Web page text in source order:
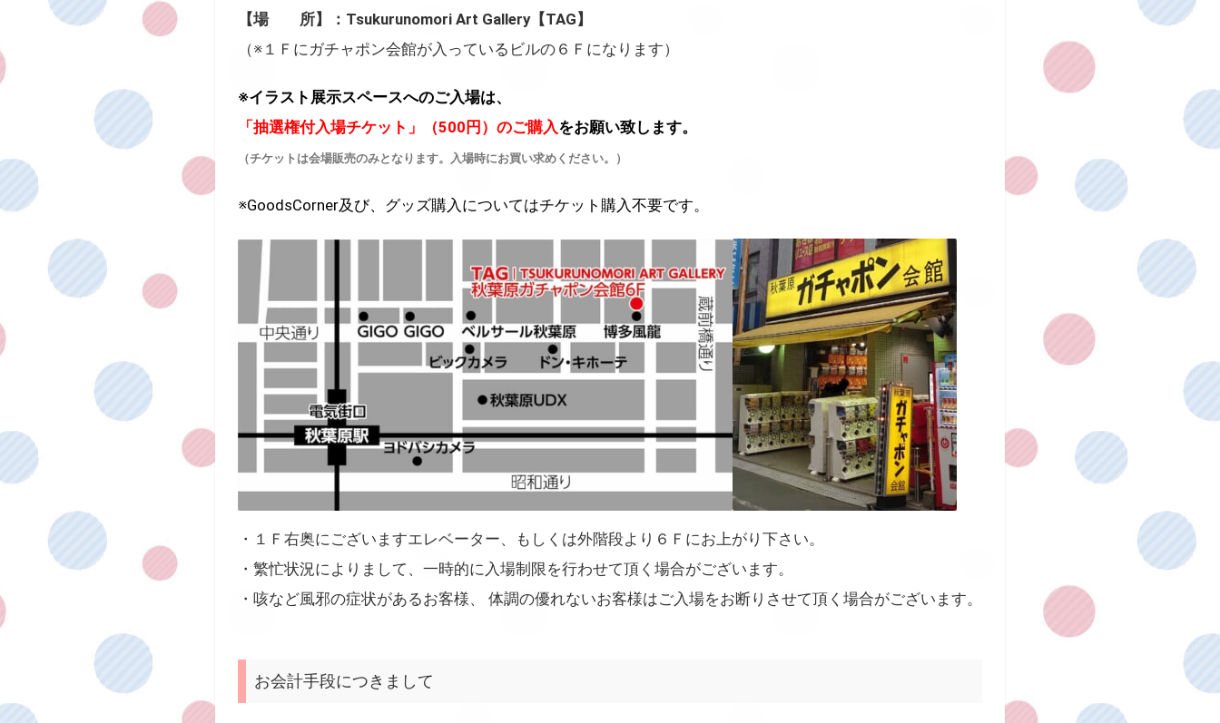
【場 所】：Tsukurunomori Art Gallery【TAG】
（※１Ｆにガチャポン会館が入っているビルの６Ｆになります）
※イラスト展示スペースへのご入場は、
「抽選権付入場チケット」（500円）のご購入をお願い致します。
（チケットは会場販売のみとなります。入場時にお買い求めください。）
※GoodsCorner及び、グッズ購入についてはチケット購入不要です。
・１Ｆ右奥にございますエレベーター、もしくは外階段より６Ｆにお上がり下さい。
・繁忙状況によりまして、一時的に入場制限を行わせて頂く場合がございます。
・咳など風邪の症状があるお客様、 体調の優れないお客様はご入場をお断りさせて頂く場合がございます。
お会計手段につきまして